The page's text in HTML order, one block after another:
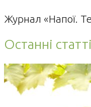
Журнал «Напої.
Останні статті